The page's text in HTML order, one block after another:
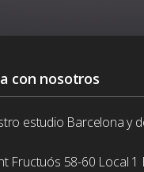
con nosotros
estudio Barcelona y
Fructuós 58-60 Local 1